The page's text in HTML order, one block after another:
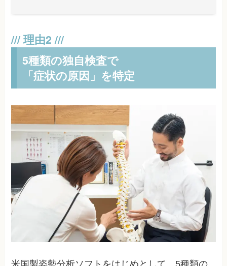
5種類の独自検査で
「症状の原因」を特定
米国製姿勢分析ソフトをはじめとして、5種類の